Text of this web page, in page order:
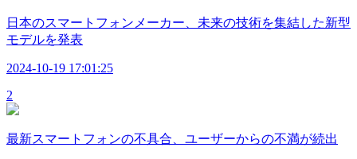
日本のスマートフォンメーカー、未来の技術を集結した新型
モデルを発表
2024-10-19 17:01:25
2
最新スマートフォンの不具合、ユーザーからの不満が続出